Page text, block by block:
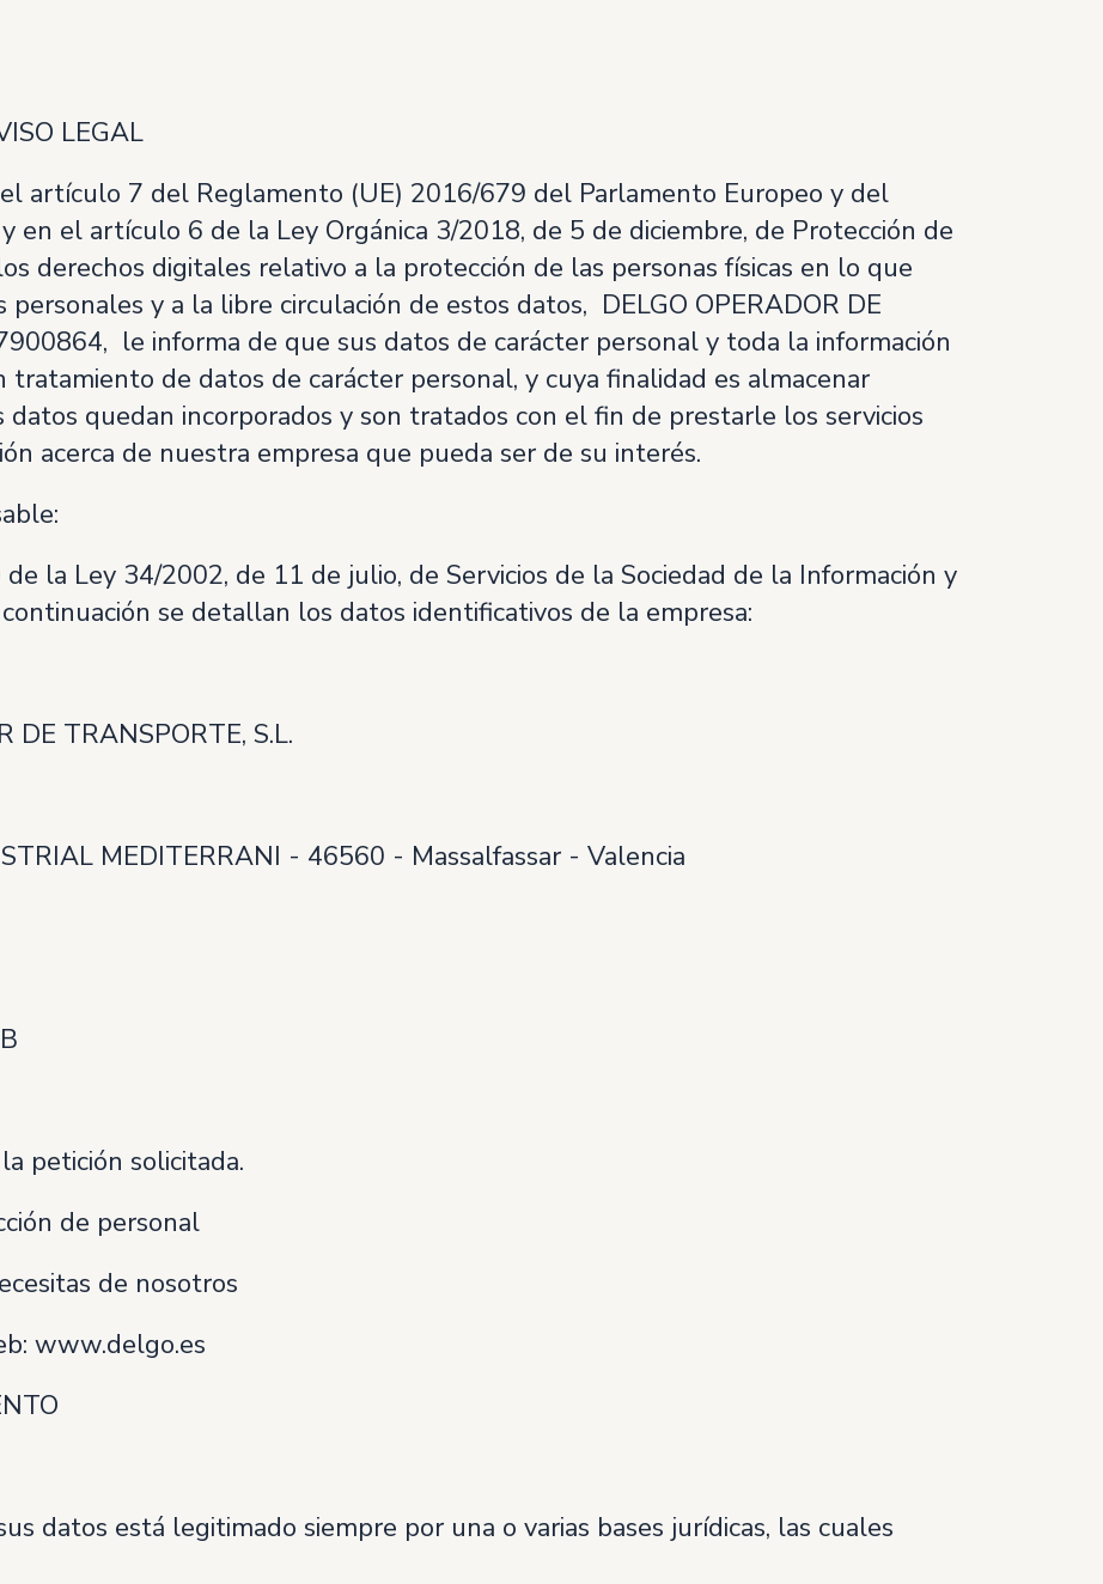
LEGAL
artículo 7 del Reglamento (UE) 2016/679 del Parlamento Europeo y del
en el artículo 6 de la Ley Orgánica 3/2018, de 5 de diciembre, de Protección de
derechos digitales relativo a la protección de las personas físicas en lo que
y a la libre circulación de estos datos, DELGO OPERADOR DE
le informa de que sus datos de carácter personal y toda la información
tratamiento de datos de carácter personal, y cuya finalidad es almacenar
quedan incorporados y son tratados con el fin de prestarle los servicios
acerca de nuestra empresa que pueda ser de su interés.
la Ley 34/2002, de 11 de julio, de Servicios de la Sociedad de la Información y
se detallan los datos identificativos de la empresa:
DE TRANSPORTE, S.L.
MEDITERRANI - 46560 - Massalfassar - Valencia
petición solicitada.
de personal
de nosotros
www.delgo.es
datos está legitimado siempre por una o varias bases jurídicas, las cuales